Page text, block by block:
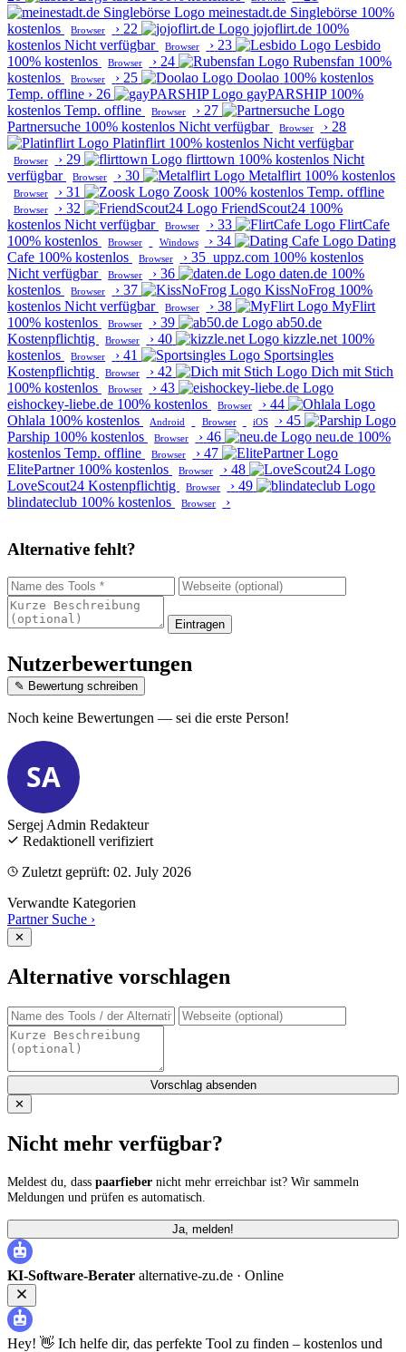
meinestadt.de Singlebörse 100%
kostenlos
Browser › 22 jojoflirt.de 100%
kostenlos Nicht verfügbar Browser › 23
Lesbido
100% kostenlos
Browser › 24 Rubensfan 100%
kostenlos
Browser › 25 Doolao 100% kostenlos
Temp. offline › 26 gayPARSHIP 100%
kostenlos Temp. offline Browser › 27
Partnersuche 100% kostenlos Nicht verfügbar Browser › 28
Platinflirt 100% kostenlos Nicht verfügbar
Browser › 29 flirttown 100% kostenlosNicht
verfügbar
Browser › 30 Metalflirt 100% kostenlos
Browser › 31 Zoosk 100% kostenlosTemp. offline
Browser › 32 FriendScout24 100%
kostenlos Nicht verfügbar Browser › 33
FlirtCafe
100% kostenlos
Browser Windows › 34
Dating
Cafe 100% kostenlos Browser › 35 uppz.com 100% kostenlos
Nicht verfügbar
Browser › 36 daten.de 100%
kostenlos
Browser › 37 KissNoFrog 100%
kostenlos Nicht verfügbar Browser › 38
MyFlirt
100% kostenlos
Browser › 39
ab50.de
Kostenpflichtig
Browser › 40 kizzle.net 100%
kostenlos
Browser › 41
Sportsingles
Kostenpflichtig
Browser › 42
Dich mit Stich
100% kostenlos
Browser › 43
eishockey-liebe.de 100% kostenlos Browser › 44
Ohlala 100% kostenlos Android Browser iOS › 45
Parship 100% kostenlos Browser › 46 neu.de 100%
kostenlos Temp. offline Browser › 47
ElitePartner 100% kostenlos Browser › 48
LoveScout24 Kostenpflichtig Browser › 49
blindateclub 100% kostenlos Browser ›
Alternative fehlt?
Eintragen
Nutzerbewertungen
✎ Bewertung schreiben
Noch keine Bewertungen — sei die erste Person!
SA
Sergej Admin Redakteur
Redaktionell verifiziert
Zuletzt geprüft: 02. July 2026
Verwandte Kategorien
Partner Suche ›
✕
Alternative vorschlagen
Vorschlag absenden
✕
Nicht mehr verfügbar?
Meldest du, dass paarfieber nicht mehr erreichbar ist? Wir sammeln
Meldungen und prüfen es automatisch.
Ja, melden!
KI-Software-Berater alternative-zu.de · Online
Hey! 👋 Ich helfe dir, das perfekte Tool zu finden – kostenlos und